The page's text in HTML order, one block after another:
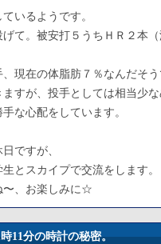
いるようです。
て。被安打５うちＨＲ２本（
現在の体脂肪７％なんだそう
すが、投手としては相当少な
な心配をしています。
ですが、
とスカイプで交流をします。
〜、お楽しみに☆
11分の時計の秘密。